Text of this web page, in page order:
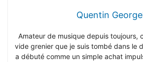
Quentin
Amateur de musique depuis toujours,
vide grenier que je suis tombé dans le
a débuté comme un simple achat